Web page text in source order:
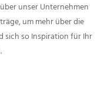
unser Unternehmen
um mehr über die
sich so Inspiration für Ihr